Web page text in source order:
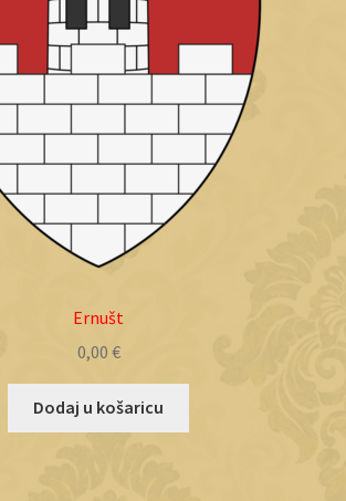
Ernušt
0,00 €
Dodaj u košaricu